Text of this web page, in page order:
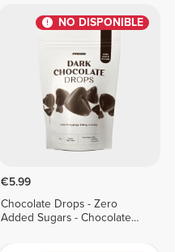
NO DISPONIBLE
€5.99
Chocolate Drops - Zero
Added Sugars - Chocolate